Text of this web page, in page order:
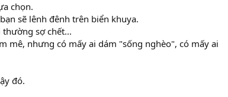
chọn.
sẽ lênh đênh trên biển khuya.
sợ chết...
mê, nhưng có mấy ai dám "sống nghèo", có mấy ai
đó.